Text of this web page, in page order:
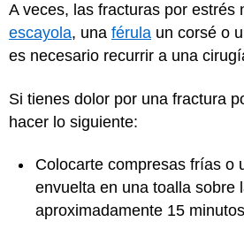
A veces, las fracturas por estrés
escayola, una férula un corsé o
es necesario recurrir a una
Si tienes dolor por una fractura
hacer lo siguiente:
Colocarte compresas frías o
envuelta en una toalla sobre
aproximadamente 15